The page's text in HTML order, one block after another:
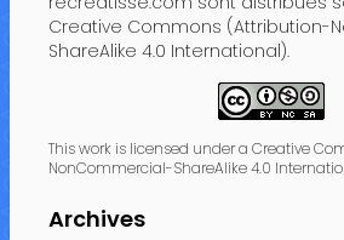
Creative Commons (Attribution-
ShareAlike 4.0 International).
This work is licensed under a Creative
NonCommercial-ShareAlike 4.0
Archives